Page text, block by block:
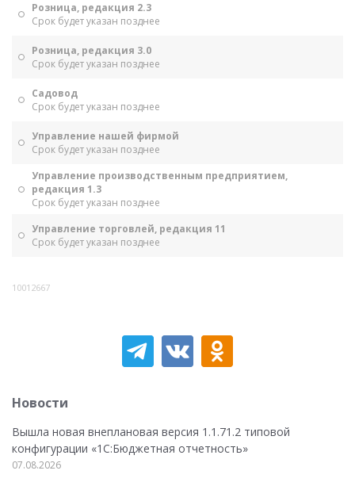
Розница, редакция 2.3
Срок будет указан позднее
Розница, редакция 3.0
Срок будет указан позднее
Садовод
Срок будет указан позднее
Управление нашей фирмой
Срок будет указан позднее
Управление производственным предприятием,
редакция 1.3
Срок будет указан позднее
Управление торговлей, редакция 11
Срок будет указан позднее
10012667
Новости
Вышла новая внеплановая версия 1.1.71.2 типовой
конфигурации «1C:Бюджетная отчетность»
07.08.2026